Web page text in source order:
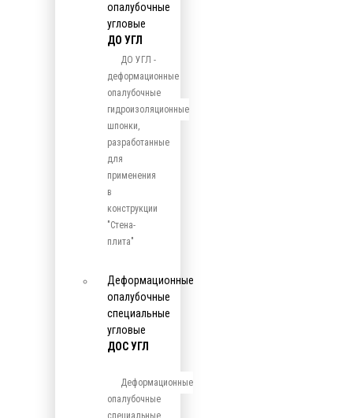
опалубочные
угловые
ДО УГЛ
ДО УГЛ -
деформационные
опалубочные
гидроизоляционные
шпонки,
разработанные
для
применения
в
конструкции
"Стена-
плита"
Деформационные
опалубочные
специальные
угловые
ДОС УГЛ
Деформационные
опалубочные